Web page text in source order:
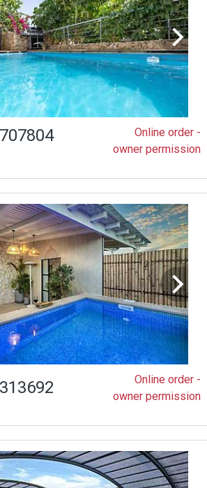
Online order -
owner permission
Online order -
owner permission